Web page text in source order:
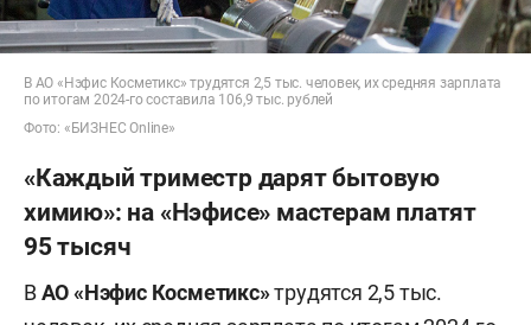
В АО «Нэфис Косметикс» трудятся 2,5 тыс. человек, их средняя зарплата
по итогам 2024-го составила 106,9 тыс. рублей
Фото: «БИЗНЕС Online»
«Каждый триместр дарят бытовую
химию»: на «Нэфисе» мастерам платят
95 тысяч
ВАО «Нэфис Косметикс»трудятся 2,5 тыс.